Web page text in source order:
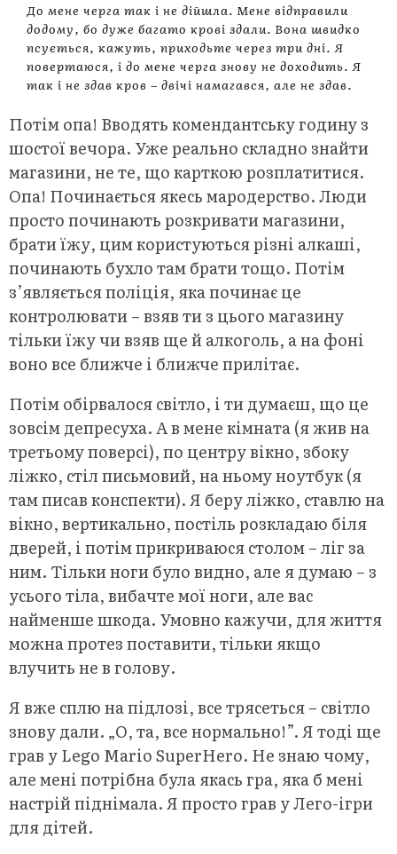
До мене черга так і не дійшла. Мене відправили
додому, бо дуже багато крові здали. Вона швидко
псується, кажуть, приходьте через три дні. Я
повертаюся, і до мене черга знову не доходить. Я
так і не здав кров – двічі намагався, але не здав.
Потім опа! Вводять комендантську годину з
шостої вечора. Уже реально складно знайти
магазини, не те, що карткою розплатитися.
Опа! Починається якесь мародерство. Люди
просто починають розкривати магазини,
брати їжу, цим користуються різні алкаші,
починають бухло там брати тощо. Потім
з’являється поліція, яка починає це
контролювати – взяв ти з цього магазину
тільки їжу чи взяв ще й алкоголь, а на фоні
воно все ближче і ближче прилітає.
Потім обірвалося світло, і ти думаєш, що це
зовсім депресуха. А в мене кімната (я жив на
третьому поверсі), по центру вікно, збоку
ліжко, стіл письмовий, на ньому ноутбук (я
там писав конспекти). Я беру ліжко, ставлю на
вікно, вертикально, постіль розкладаю біля
дверей, і потім прикриваюся столом – ліг за
ним. Тільки ноги було видно, але я думаю – з
усього тіла, вибачте мої ноги, але вас
найменше шкода. Умовно кажучи, для життя
можна протез поставити, тільки якщо
влучить не в голову.
Я вже сплю на підлозі, все трясеться – світло
знову дали. „О, та, все нормально!”. Я тоді ще
грав у Lego Mario SuperHero. Не знаю чому,
але мені потрібна була якась гра, яка б мені
настрій піднімала. Я просто грав у Лего-ігри
для дітей.